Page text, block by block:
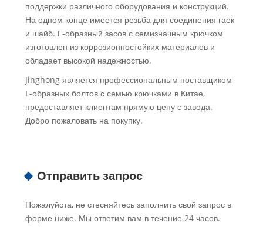
поддержки различного оборудования и конструкций.
На одном конце имеется резьба для соединения гаек
и шайб. Г-образный засов с семизначным крючком
изготовлен из коррозионностойких материалов и
обладает высокой надежностью.
Jinghong является профессиональным поставщиком
L-образных болтов с семью крючками в Китае,
предоставляет клиентам прямую цену с завода.
Добро пожаловать на покупку.
Отправить запрос
Пожалуйста, не стесняйтесь заполнить свой запрос в
форме ниже. Мы ответим вам в течение 24 часов.